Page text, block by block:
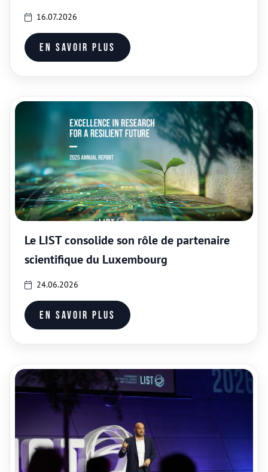
16.07.2026
En savoir plus
Le LIST consolide son rôle de partenaire
scientifique du Luxembourg
24.06.2026
En savoir plus